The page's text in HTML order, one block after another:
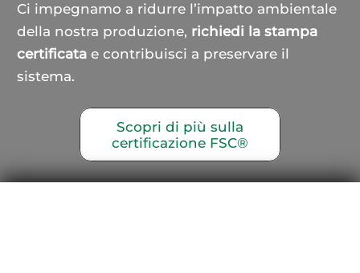
Ci impegnamo a ridurre l’impatto ambientale
della nostra produzione, richiedi la stampa
certificata e contribuisci a preservare il
sistema.
Scopri di più sulla
certificazione FSC®